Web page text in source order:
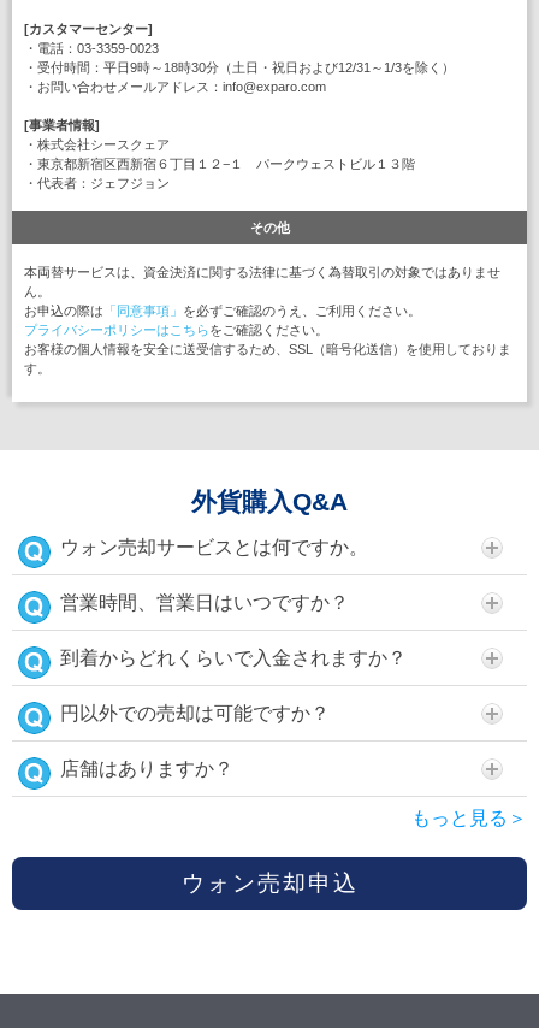
[カスタマーセンター]
・電話：03-3359-0023
・受付時間：平日9時～18時30分（土日・祝日および12/31～1/3を除く）
・お問い合わせメールアドレス：info@exparo.com
[事業者情報]
・株式会社シースクェア
・東京都新宿区西新宿６丁目１２−１ パークウェストビル１３階
・代表者：ジェフジョン
その他
本両替サービスは、資金決済に関する法律に基づく為替取引の対象ではありませ
ん。
お申込の際は 「同意事項」 を必ずご確認のうえ、ご利用ください。
プライバシーポリシーはこちらをご確認ください。
お客様の個人情報を安全に送受信するため、SSL（暗号化送信）を使用しておりま
す。
外貨購入Q&A
ウォン売却サービスとは何ですか。
営業時間、営業日はいつですか？
到着からどれくらいで入金されますか？
円以外での売却は可能ですか？
店舗はありますか？
もっと見る＞
ウォン売却申込